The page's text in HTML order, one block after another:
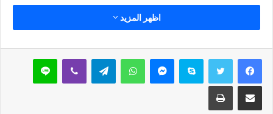
نسخ الرابط
اظهر المزيد
سكايب واتساب